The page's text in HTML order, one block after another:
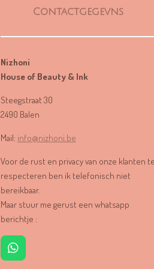
Contactgegevns
Nizhoni
House of Beauty & Ink
Steegstraat 30
2490 Balen
Mail: info@nizhoni.be
Voor de rust en privacy van onze klanten
respecteren ben ik telefonisch niet
bereikbaar.
Maar stuur me gerust een whatsapp
berichtje :
W
h